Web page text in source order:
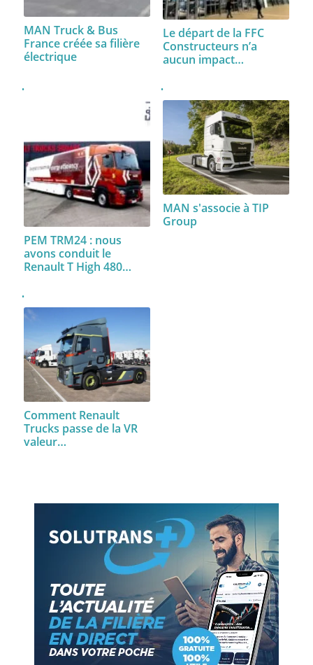
MAN Truck & Bus
France créée sa filière
électrique
Le départ de la FFC
Constructeurs n’a
aucun impact…
PEM TRM24 : nous
avons conduit le
Renault T High 480…
MAN s'associe à TIP
Group
Comment Renault
Trucks passe de la VR
valeur…